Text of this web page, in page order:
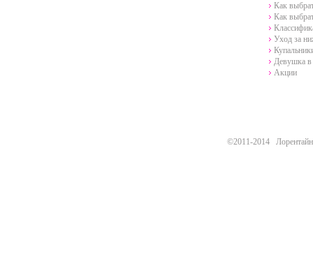
Как
Как
Уход за
Девушка в
Акции
©2011-2014